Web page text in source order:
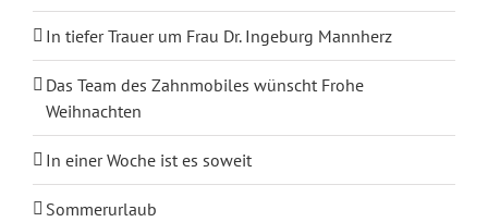
In tiefer Trauer um Frau Dr. Ingeburg Mannherz
Das Team des Zahnmobiles wünscht Frohe
Weihnachten
In einer Woche ist es soweit
Sommerurlaub